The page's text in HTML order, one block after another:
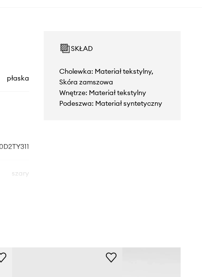
płaska
szary
SKŁAD
Cholewka: Materiał tekstylny,
Skóra zamszowa
Wnętrze: Materiał tekstylny
Podeszwa: Materiał syntetyczny